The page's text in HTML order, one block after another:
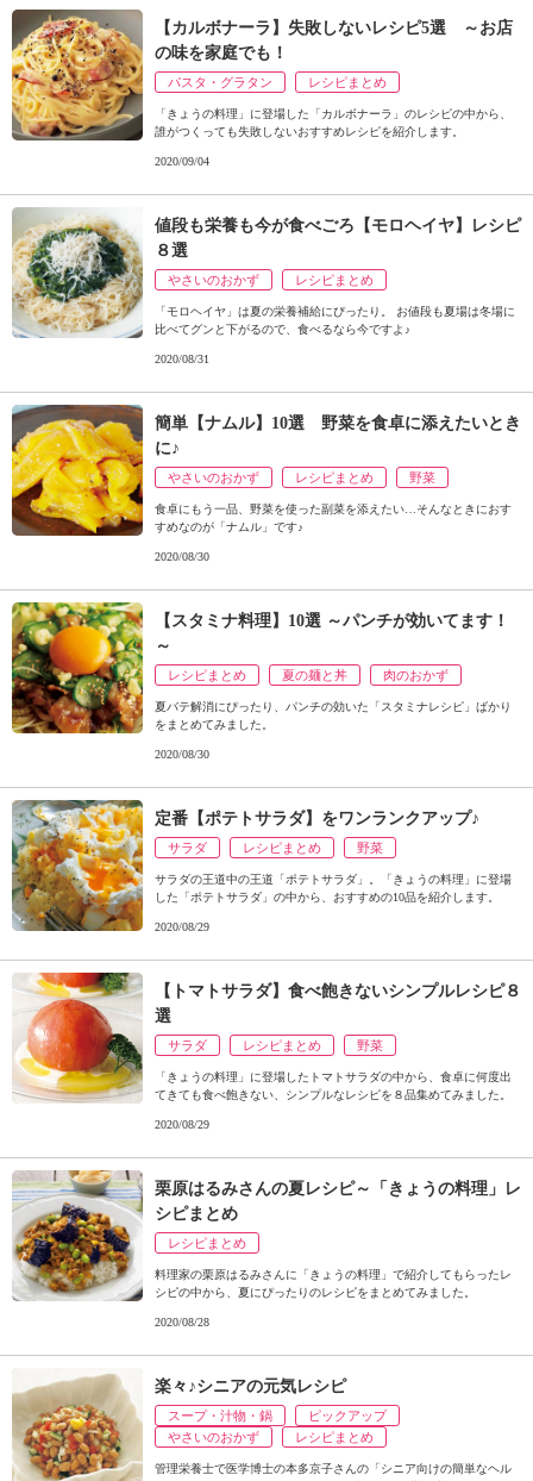
【カルボナーラ】失敗しないレシピ5選 ～お店
の味を家庭でも！
パスタ・グラタン レシピまとめ
「きょうの料理」に登場した「カルボナーラ」のレシピの中から、
誰がつくっても失敗しないおすすめレシピを紹介します。
2020/09/04
値段も栄養も今が食べごろ【モロヘイヤ】レシピ
８選
やさいのおかず レシピまとめ
「モロヘイヤ」は夏の栄養補給にぴったり。 お値段も夏場は冬場に
比べてグンと下がるので、食べるなら今ですよ♪
2020/08/31
簡単【ナムル】10選 野菜を食卓に添えたいとき
に♪
やさいのおかず レシピまとめ 野菜
食卓にもう一品、野菜を使った副菜を添えたい…そんなときにおす
すめなのが「ナムル」です♪
2020/08/30
【スタミナ料理】10選 ～パンチが効いてます！
～
レシピまとめ 夏の麺と丼 肉のおかず
夏バテ解消にぴったり、パンチの効いた「スタミナレシピ」ばかり
をまとめてみました。
2020/08/30
定番【ポテトサラダ】をワンランクアップ♪
サラダ レシピまとめ 野菜
サラダの王道中の王道「ポテトサラダ」。「きょうの料理」に登場
した「ポテトサラダ」の中から、おすすめの10品を紹介します。
2020/08/29
【トマトサラダ】食べ飽きないシンプルレシピ８
選
サラダ レシピまとめ 野菜
「きょうの料理」に登場したトマトサラダの中から、食卓に何度出
てきても食べ飽きない、シンプルなレシピを８品集めてみました。
2020/08/29
栗原はるみさんの夏レシピ～「きょうの料理」レ
シピまとめ
レシピまとめ
料理家の栗原はるみさんに「きょうの料理」で紹介してもらったレ
シピの中から、夏にぴったりのレシピをまとめてみました。
2020/08/28
楽々♪シニアの元気レシピ
スープ・汁物・鍋
ピックアップ
やさいのおかず
レシピまとめ
管理栄養士で医学博士の本多京子さんの「シニア向けの簡単なヘル